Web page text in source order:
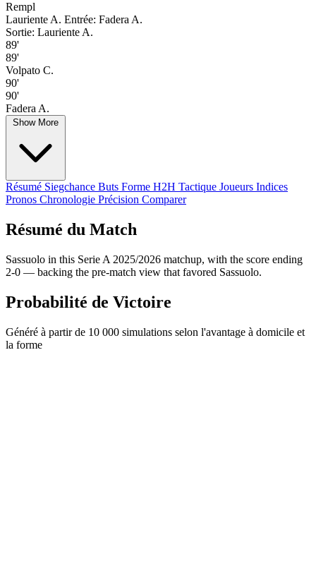
Rempl
Lauriente A. Entrée: Fadera A.
Sortie: Lauriente A.
89'
89'
Volpato C.
90'
90'
Fadera A.
Show More
Résumé Siegchance Buts Forme H2H Tactique Joueurs Indices
Pronos Chronologie Précision Comparer
Résumé du Match
Sassuolo in this Serie A 2025/2026 matchup, with the score ending
2-0 — backing the pre-match view that favored Sassuolo.
Probabilité de Victoire
Généré à partir de 10 000 simulations selon l'avantage à domicile et
la forme